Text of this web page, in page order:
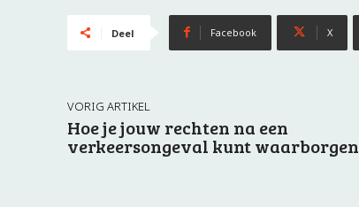
Deel Facebook X
VORIG ARTIKEL
Hoe je jouw rechten na een
verkeersongeval kunt waarborgen